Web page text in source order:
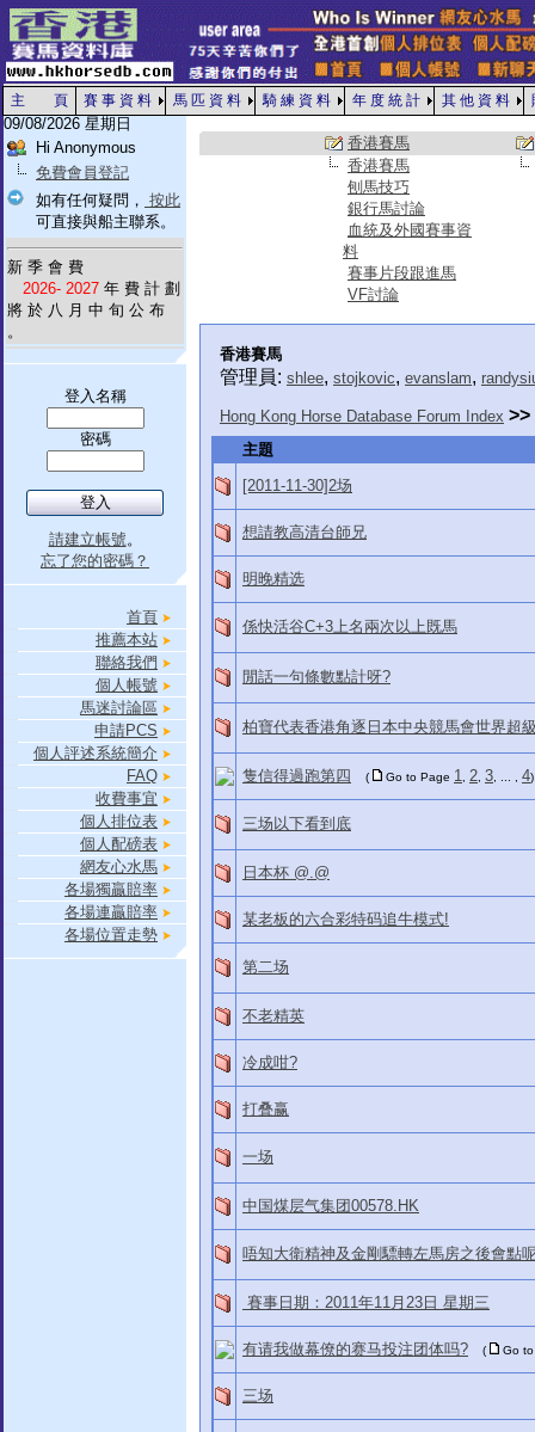
主 頁 賽 事 資 料 馬 匹 資 料 騎 練 資 料 年 度 統 計 其 他 資 料
09/08/2026 星期日
Hi Anonymous
免費會員登記
如有任何疑問， 按此
可直接與船主聯系。
新 季 會 費
2026- 2027 年 費 計 劃
將 於 八 月 中 旬 公 布
。
登入名稱
密碼
請建立帳號。
忘了您的密碼？
首頁
推薦本站
聯絡我們
個人帳號
馬迷討論區
申請PCS
個人評述系統簡介
FAQ
收費事宜
個人排位表
個人配磅表
網友心水馬
各場獨贏賠率
各場連贏賠率
各場位置走勢
香港賽馬
香港賽馬
刨馬技巧
銀行馬討論
血統及外國賽事資
料
賽事片段跟進馬
VF討論
香港賽馬
管理員: shlee, stojkovic, evanslam,
Hong Kong Horse Database Forum Index >>
主題
[2011-11-30]2场
想請教高清台師兄
明晚精选
係快活谷C+3上名兩次以上既馬
閒話一句條數點計呀?
柏寶代表香港角逐日本中央競馬會世界超
隻信得過跑第四 ( Go to Page 1 2 3 4)
三场以下看到底
日本杯 @.@
某老板的六合彩特码追牛模式!
第二场
不老精英
冷成咁?
打叠赢
一场
中国煤层气集团00578.HK
唔知大衛精神及金剛驃轉左馬房之後會點
賽事日期：2011年11月23日 星期三
有请我做幕僚的赛马投注团体吗? ( Go
三场